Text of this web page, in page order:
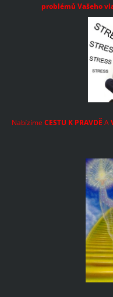
problémů Vašeho
Nabízíme CESTU K PRAVDĚ A